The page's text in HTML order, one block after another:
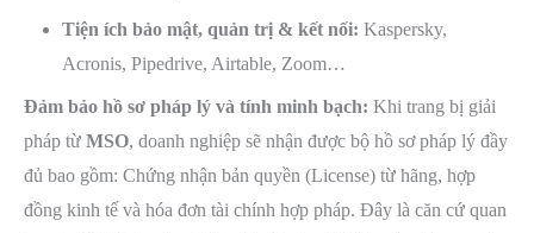
Tiện ích bảo mật, quản trị & kết nối: Kaspersky,
Acronis, Pipedrive, Airtable, Zoom…
Đảm bảo hồ sơ pháp lý và tính minh bạch: Khi trang bị giải
pháp từ MSO, doanh nghiệp sẽ nhận được bộ hồ sơ pháp lý đầy
đủ bao gồm: Chứng nhận bản quyền (License) từ hãng, hợp
đồng kinh tế và hóa đơn tài chính hợp pháp. Đây là căn cứ quan